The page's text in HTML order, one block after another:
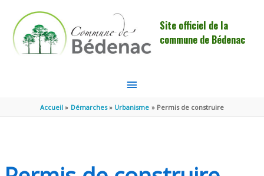
Site officiel de la
commune de Bédenac
MENU
PRINCIPAL
Accueil Démarches Urbanisme Permis de construire